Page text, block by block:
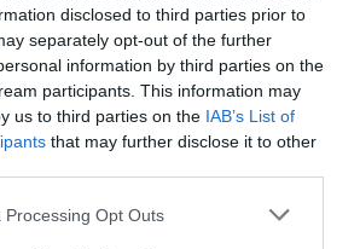
disclosed to third parties prior to
separately opt-out of the further
information by third parties on the
participants. This information may
us to third parties on the IAB’s List of
that may further disclose it to other
Processing Opt Outs